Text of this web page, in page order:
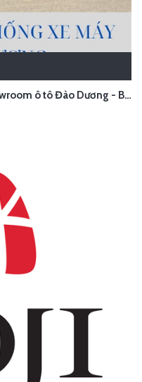
Thu âm cho hệ thống xe máy, showroom ô tô Đào Dương - Bắc Giang